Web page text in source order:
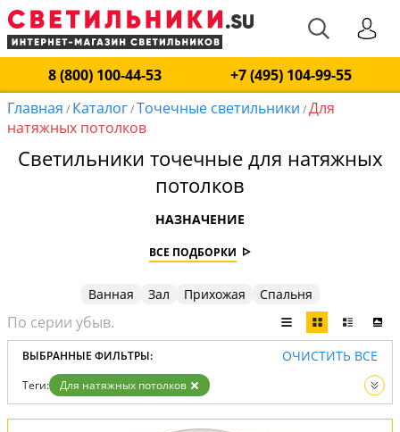
8 (800) 100-44-53
+7 (495) 104-99-55
Главная / Каталог/Точечные светильники /Для
натяжных потолков
Светильники точечные для натяжных
потолков
НАЗНАЧЕНИЕ
ВСЕ ПОДБОРКИ
Ванная Зал Прихожая Спальня
ВЫБРАННЫЕ ФИЛЬТРЫ: ОЧИСТИТЬ ВСЕ
Теги:
Для натяжных потолков
Вид:
Точечные светильники